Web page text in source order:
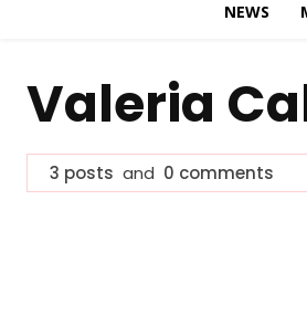
NEWS
Valeria
3 posts and 0 comments